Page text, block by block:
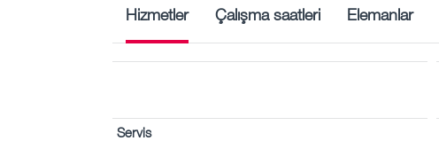
Hizmetler Çalışma saatleri Elemanlar
Servis